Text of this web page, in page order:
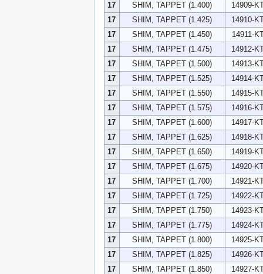
17
SHIM, TAPPET (1.400)
14909-
17
SHIM, TAPPET (1.425)
14910-
17
SHIM, TAPPET (1.450)
14911-
17
SHIM, TAPPET (1.475)
14912-
17
SHIM, TAPPET (1.500)
14913-
17
SHIM, TAPPET (1.525)
14914-
17
SHIM, TAPPET (1.550)
14915-
17
SHIM, TAPPET (1.575)
14916-
17
SHIM, TAPPET (1.600)
14917-
17
SHIM, TAPPET (1.625)
14918-
17
SHIM, TAPPET (1.650)
14919-
17
SHIM, TAPPET (1.675)
14920-
17
SHIM, TAPPET (1.700)
14921-
17
SHIM, TAPPET (1.725)
14922-
17
SHIM, TAPPET (1.750)
14923-
17
SHIM, TAPPET (1.775)
14924-
17
SHIM, TAPPET (1.800)
14925-
17
SHIM, TAPPET (1.825)
14926-
17
SHIM, TAPPET (1.850)
14927-